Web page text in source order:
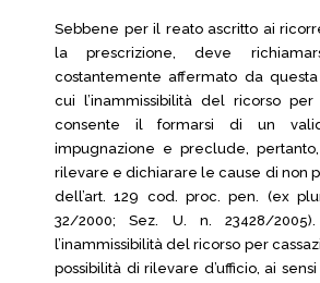
Sebbene per il reato ascritto ai
la prescrizione, deve
costantemente affermato da
cui l’inammissibilità del ricorso per
consente il formarsi di un
impugnazione e preclude,
rilevare e dichiarare le cause di non
dell’art. 129 cod. proc. pen. (ex
32/2000; Sez. U. n. 23428/
l’inammissibilità del ricorso per
possibilità di rilevare d’ufficio, ai